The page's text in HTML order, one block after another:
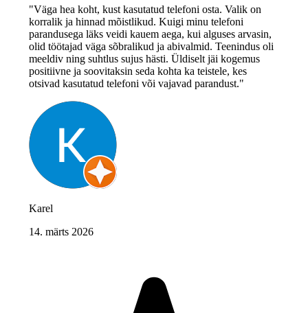
"Väga hea koht, kust kasutatud telefoni osta. Valik on
korralik ja hinnad mõistlikud. Kuigi minu telefoni
parandusega läks veidi kauem aega, kui alguses arvasin,
olid töötajad väga sõbralikud ja abivalmid. Teenindus oli
meeldiv ning suhtlus sujus hästi. Üldiselt jäi kogemus
positiivne ja soovitaksin seda kohta ka teistele, kes
otsivad kasutatud telefoni või vajavad parandust."
Karel
14. märts 2026